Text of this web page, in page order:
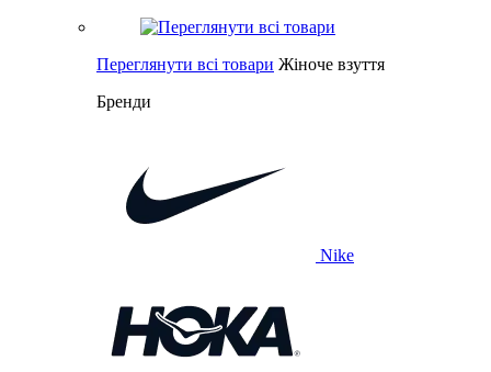
Переглянути всі товари Жіноче взуття
Бренди
Nike